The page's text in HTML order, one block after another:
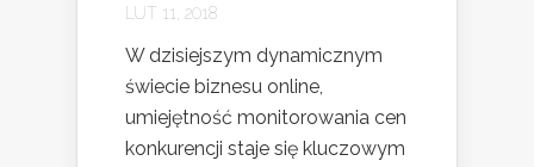
LUT 11, 2018
W dzisiejszym dynamicznym
świecie biznesu online,
umiejętność monitorowania cen
konkurencji staje się kluczowym